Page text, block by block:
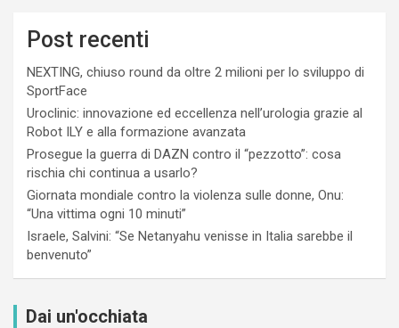
Post recenti
NEXTING, chiuso round da oltre 2 milioni per lo sviluppo di
SportFace
Uroclinic: innovazione ed eccellenza nell’urologia grazie al
Robot ILY e alla formazione avanzata
Prosegue la guerra di DAZN contro il “pezzotto”: cosa
rischia chi continua a usarlo?
Giornata mondiale contro la violenza sulle donne, Onu:
“Una vittima ogni 10 minuti”
Israele, Salvini: “Se Netanyahu venisse in Italia sarebbe il
benvenuto”
Dai un'occhiata